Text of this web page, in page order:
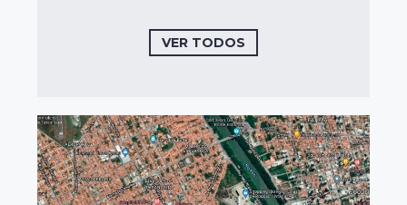
VER TODOS